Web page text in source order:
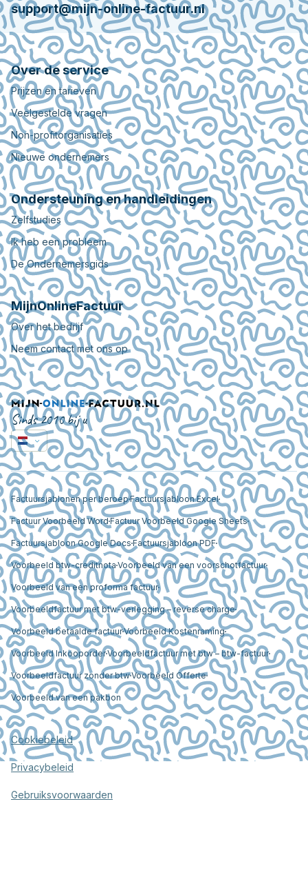
support@mijn-online-factuur.nl
Over de service
Prijzen en tarieven
Veelgestelde vragen
Non-profitorganisaties
Nieuwe ondernemers
Ondersteuning en handleidingen
Zelfstudies
Ik heb een probleem
De Ondernemersgids
MijnOnlineFactuur
Over het bedrijf
Neem contact met ons op
Sinds 2010 bij u
Factuursjablonen per beroepFactuursjabloon Excel
Factuur Voorbeeld Word Factuur Voorbeeld Google Sheets
Factuursjabloon Google Docs Factuursjabloon PDF
Voorbeeld btw-creditnota Voorbeeld van een voorschotfactuur
Voorbeeld van een proforma factuur
Voorbeeldfactuur met btw-verlegging – reverse charge
Voorbeeld betaalde factuurVoorbeeld Kostenraming
Voorbeeld InkooporderVoorbeeldfactuur met btw – btw-factuur
Voorbeeldfactuur zonder btwVoorbeeld Offerte
Voorbeeld van een pakbon
Cookiebeleid
Privacybeleid
Gebruiksvoorwaarden